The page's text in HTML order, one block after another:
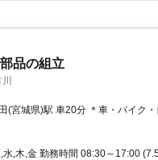
品の組立
(宮城県)駅 車20分 ＊車・バイク
,木,金 勤務時間 08:30～17:00